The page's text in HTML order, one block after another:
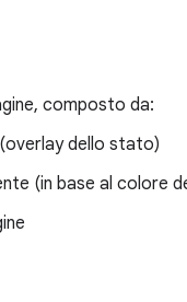
composto da:
dello stato)
(in base al colore